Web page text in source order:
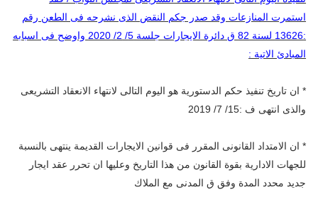
استمرت المنازعات وقد صدر جكم النقض الذى نشرحه فى الطعن رقم
:13626 لسنة 82 ق دائرة الايجارات جلسة 5/ 2/ 2020 واوضح فى اسبابه
المبادئ الاتية :
* ان تاريخ تنفيذ حكم الدستورية هو اليوم التالى لانتهاء الانعقاد التشريعى
والذى انتهى ف :15/ 7/ 2019
* ان الامتداد القانونى المقرر فى قوانين الايجارات القديمة ينتهى بالنسبة
للجهات الادارية بقوة القانون من هذا التاريخ وعليها ان تحرر عقد ايجار
جديد محدد المدة وفق ق المدنى مع الملاك